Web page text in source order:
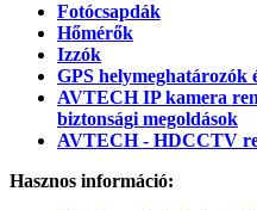
Fotócsapdák
Hőmérők
Izzók
GPS helymeghatározók
AVTECH IP kamera
biztonsági megoldások
AVTECH - HDCCTV
Hasznos információ: